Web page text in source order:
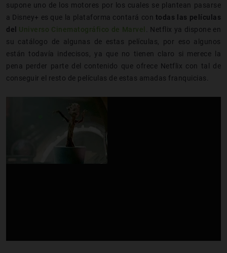
supone uno de los motores por los cuales se plantean pasarse
a Disney+ es que la plataforma contará con todas las películas
del Universo Cinematográfico de Marvel
. Netflix ya dispone en
su catálogo de algunas de estas películas, por eso algunos
están todavía indecisos, ya que no tienen claro si merece la
pena perder parte del contenido que ofrece Netflix con tal de
conseguir el resto de películas de estas amadas franquicias.